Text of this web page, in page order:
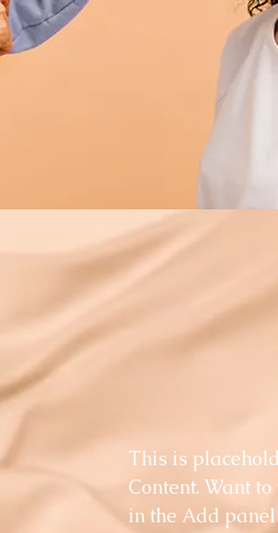
This is
Content. Want
in the Add